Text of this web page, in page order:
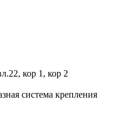
кор 1, кор 2
система крепления